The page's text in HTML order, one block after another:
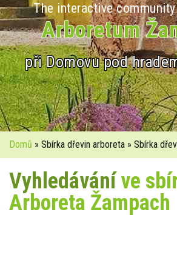
The interactive
Arboretum
při Domovu pod
Domů » Sbírka dřevin arboreta » Sbírka
Vyhledáváníve
Arboreta Žampach